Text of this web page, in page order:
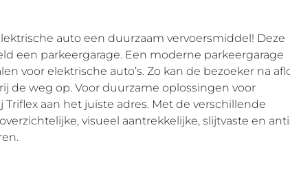
auto een duurzaam vervoersmiddel! Deze
een parkeergarage. Een moderne parkeergarage
voor elektrische auto’s. Zo kan de bezoeker na
de weg op. Voor duurzame oplossingen voor
aan het juiste adres. Met de verschillende
visueel aantrekkelijke, slijtvaste en